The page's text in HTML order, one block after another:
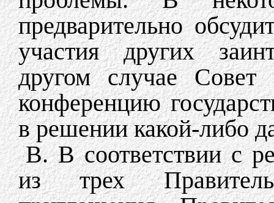
предварительно
участия других
другом случае Совет
конференцию
в решении какой-либо
B. В соответствии с
из трех